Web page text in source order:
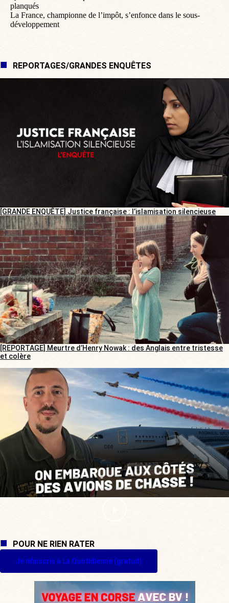
planqués
La France, championne de l’impôt, s’enfonce dans le sous-
développement
REPORTAGES/GRANDES ENQUÊTES
[GRANDE ENQUÊTE] Justice française : l’islamisation silencieuse
[REPORTAGE] Meurtre d’Henry Nowak : des Anglais entre tristesse
et colère
POUR NE RIEN RATER
Je m'inscris à La Quotidienne (gratuit)